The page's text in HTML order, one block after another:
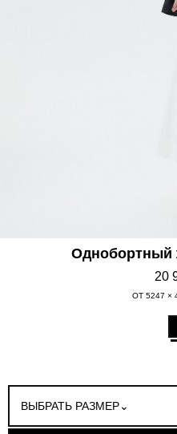
Однобортный
20
ОТ 5247 ×
ВЫБРАТЬ РАЗМЕР